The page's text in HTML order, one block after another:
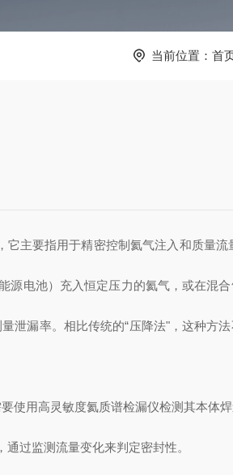
当前位置： 首
主要指用于精密控制氦气注入和质量
电池）充入恒定压力的氦气，或在混
漏率。相比传统的“压降法"，这种方
使用高灵敏度氦质谱检漏仪检测其本体
过监测流量变化来判定密封性。